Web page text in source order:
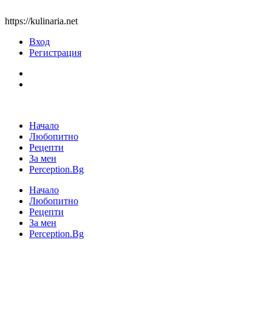
https://kulinaria.net
Вход
Регистрация
Начало
Любопитно
Рецепти
За мен
Perception.Bg
Начало
Любопитно
Рецепти
За мен
Perception.Bg